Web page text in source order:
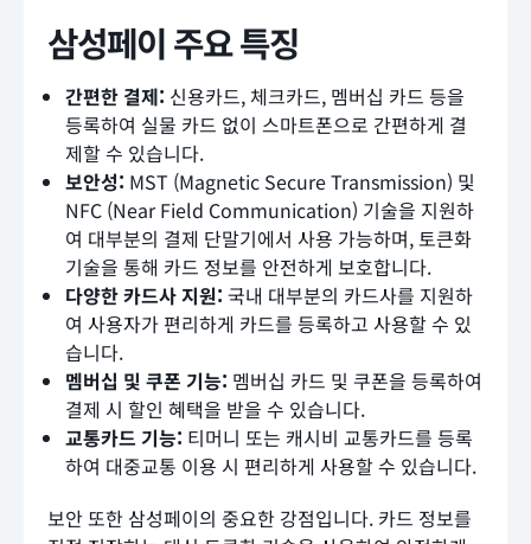
삼성페이 주요 특징
간편한 결제: 신용카드, 체크카드, 멤버십 카드 등을
등록하여 실물 카드 없이 스마트폰으로 간편하게 결
제할 수 있습니다.
보안성: MST (Magnetic Secure Transmission) 및
NFC (Near Field Communication) 기술을 지원하
여 대부분의 결제 단말기에서 사용 가능하며, 토큰화
기술을 통해 카드 정보를 안전하게 보호합니다.
다양한 카드사 지원: 국내 대부분의 카드사를 지원하
여 사용자가 편리하게 카드를 등록하고 사용할 수 있
습니다.
멤버십 및 쿠폰 기능: 멤버십 카드 및 쿠폰을 등록하여
결제 시 할인 혜택을 받을 수 있습니다.
교통카드 기능: 티머니 또는 캐시비 교통카드를 등록
하여 대중교통 이용 시 편리하게 사용할 수 있습니다.
보안 또한 삼성페이의 중요한 강점입니다. 카드 정보를